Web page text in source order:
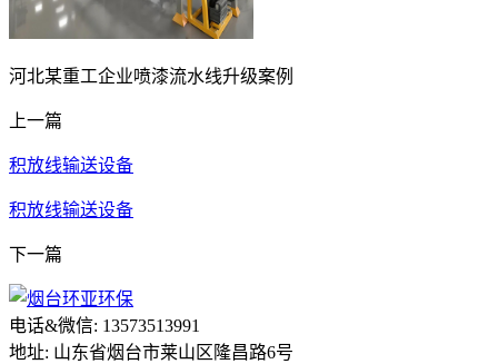
河北某重工企业喷漆流水线升级案例
上一篇
积放线输送设备
积放线输送设备
下一篇
电话&微信: 13573513991
地址: 山东省烟台市莱山区隆昌路6号